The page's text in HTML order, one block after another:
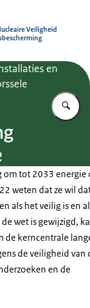
Veiligheid
en
om tot 2033 energie
weten dat ze wil
als het veilig is en
wet is gewijzigd,
de kerncentrale
de veiligheid van
en de